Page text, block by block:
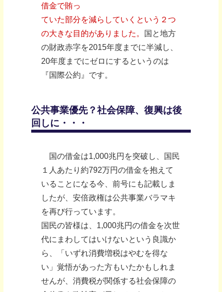
借金で賄っ
ていた部分を減らしていくという２つ
の大きな目的がありました。
国と地方
の財政赤字を2015年度までに半減し、
20年度までにゼロにするというのは
『国際公約』です。
公共事業優先？社会保障、復興は後
回しに・・・
国の借金は1,000兆円を突破し、国民
１人あたり約792万円の借金を抱えて
いることになる今、前号にも記載しま
したが、安倍政権は公共事業バラマキ
を再び行っています。
国民の皆様は、1,000兆円の借金を次世
代にまわしてはいけないという良識か
ら、「いずれ消費増税はやむを得な
い」覚悟があった方もいたかもしれま
せんが、消費税が関係する社会保障の